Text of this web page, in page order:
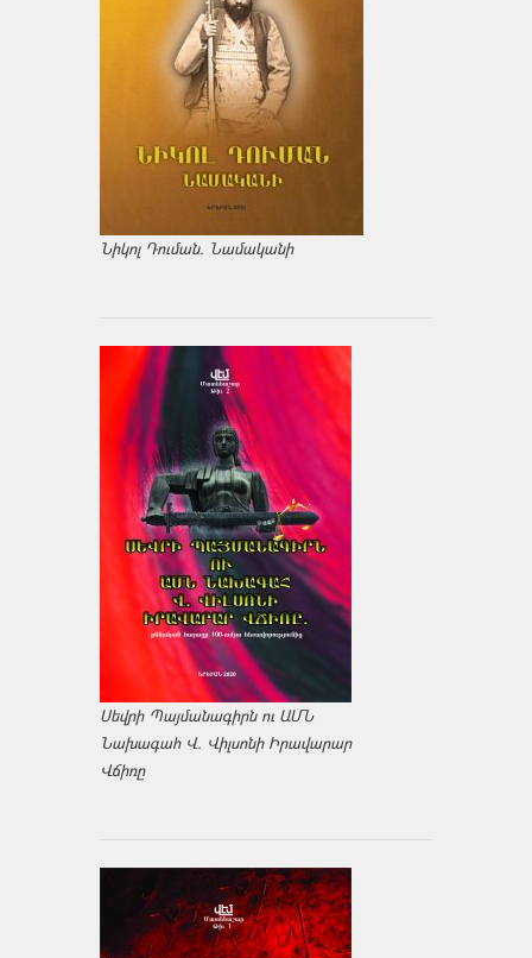
Նիկոլ Դուման. Նամականի
Սեվրի Պայմանագիրն ու ԱՄՆ
Նախագահ Վ. Վիլսոնի Իրավարար
Վճիռը